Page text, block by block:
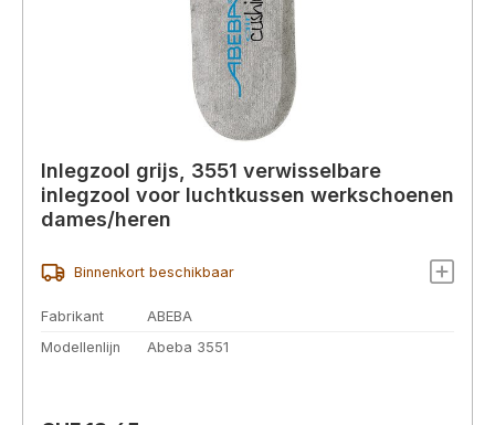
Inlegzool grijs, 3551 verwisselbare
inlegzool voor luchtkussen werkschoenen
dames/heren
Binnenkort beschikbaar
Fabrikant
ABEBA
Modellenlijn
Abeba 3551